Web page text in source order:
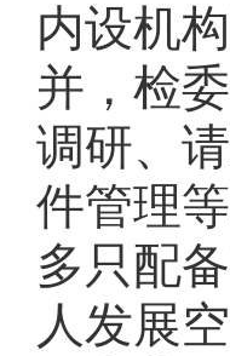
内设机
并，检
调研、
件管理
多只配
人发展